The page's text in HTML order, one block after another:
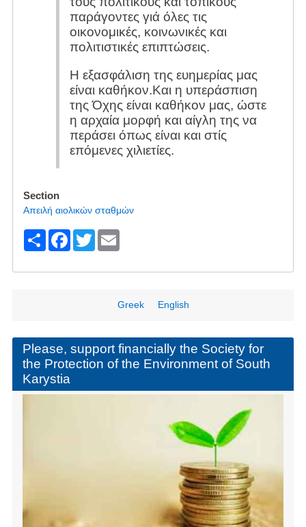
παράγοντες γιά όλες τις
οικονομικές, κοινωνικές και
πολιτιστικές επιπτώσεις.
Η εξασφάλιση της ευημερίας μας
είναι καθήκον.Και η υπεράσπιση
της Όχης είναι καθήκον μας, ώστε
η αρχαία μορφή και αίγλη της να
περάσει όπως είναι και στίς
επόμενες χιλιετίες.
Section
Απειλή αιολικών σταθμών
S F
o
o
k
T E
Greek English
Please, support financially the Society for
the Protection of the Environment of South
Karystia